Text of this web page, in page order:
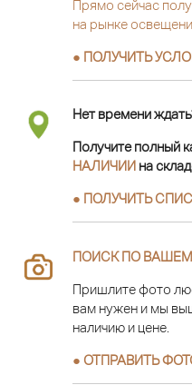
Прямо сейчас
на рынке
● ПОЛУЧИТЬ
Нет времени
Получите полный
НАЛИЧИИ на
● ПОЛУЧИТЬ
ПОИСК ПО
Пришлите фото
вам нужен и мы
наличию и цене.
● ОТПРАВИТЬ